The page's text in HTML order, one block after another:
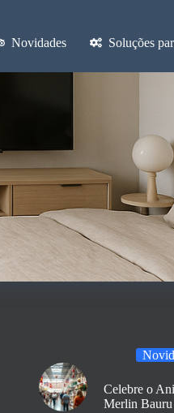
Novidades Soluções
Celebre o
Merlin Bauru